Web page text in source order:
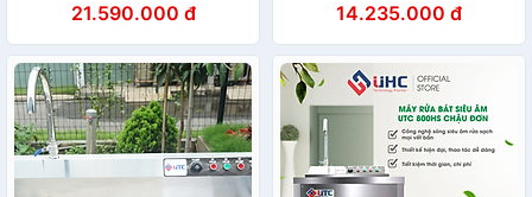
21.590.000 đ 14.235.000 đ